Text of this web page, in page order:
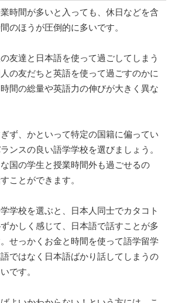
時間が多いと入っても、休日などを含
のほうが圧倒的に多いです。
友達と日本語を使って過ごしてしまう
の友だちと英語を使って過ごすのかに
間の総量や英語力の伸びが大きく異な
ず、かといって特定の国籍に偏ってい
ンスの良い語学学校を選びましょう。
国の学生と授業時間外も過ごせるの
ことができます。
学校を選ぶと、日本人同士でカタコト
かしく感じて、日本語で話すことが多
せっかくお金と時間を使って語学留学
ではなく日本語ばかり話してしまうの
です。